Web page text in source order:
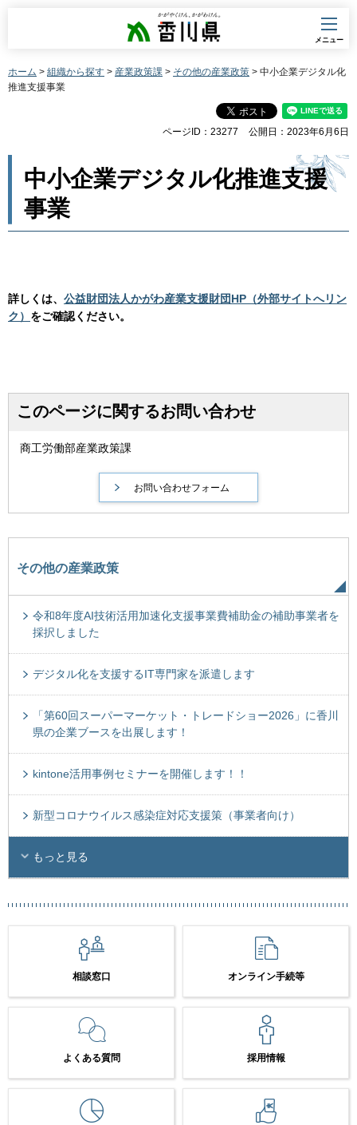
香川県
メニュー
ホーム > 組織から探す > 産業政策課 > その他の産業政策 > 中小企業デジタル化
推進支援事業
ページID：23277 公開日：2023年6月6日
中小企業デジタル化推進支援
事業
詳しくは、 公益財団法人かがわ産業支援財団HP（外部サイトへリン
ク） をご確認ください。
このページに関するお問い合わせ
商工労働部産業政策課
その他の産業政策
令和8年度AI技術活用加速化支援事業費補助金の補助事業者を
採択しました
デジタル化を支援するIT専門家を派遣します
「第60回スーパーマーケット・トレードショー2026」に香川
県の企業ブースを出展します！
kintone活用事例セミナーを開催します！！
新型コロナウイルス感染症対応支援策（事業者向け）
もっと見る
相談窓口 オンライン手続等
よくある質問 採用情報